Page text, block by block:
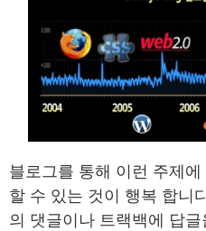
블로그를 통해 이런 주제
할 수 있는 것이 행복 합니
의 댓글이나 트랙백에 답